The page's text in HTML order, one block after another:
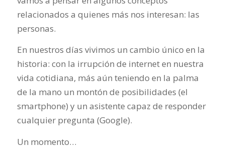
relacionados a quienes más nos interesan: las
personas.
En nuestros días vivimos un cambio único en la
historia: con la irrupción de internet en nuestra
vida cotidiana, más aún teniendo en la palma
de la mano un montón de posibilidades (el
smartphone) y un asistente capaz de responder
cualquier pregunta (Google).
Un momento…